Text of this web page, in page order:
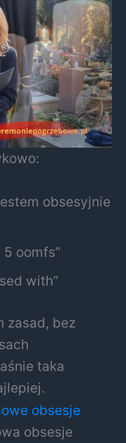
obsesyjnie
oomfs”
with”
zasad, bez
taka
obsesje